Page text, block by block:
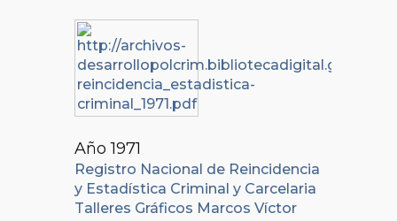
Año 1971
Registro Nacional de Reincidencia
y Estadística Criminal y Carcelaria
Talleres Gráficos Marcos Víctor